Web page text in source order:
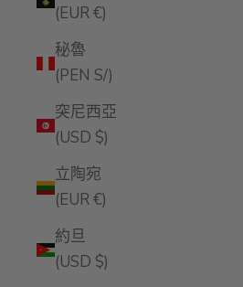
(EUR €)
秘魯
(PEN S/)
突尼西亞
(USD $)
立陶宛
(EUR €)
約旦
(USD $)